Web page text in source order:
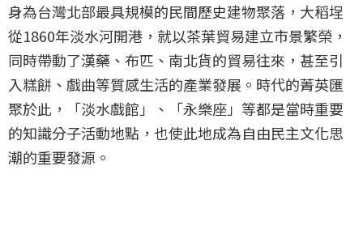
身為台灣北部最具規模的民間歷史建物聚落，大稻埕
從1860年淡水河開港，就以茶葉貿易建立市景繁榮，
同時帶動了漢藥、布匹、南北貨的貿易往來，甚至引
入糕餅、戲曲等質感生活的產業發展。時代的菁英匯
聚於此，「淡水戲館」、「永樂座」等都是當時重要
的知識分子活動地點，也使此地成為自由民主文化思
潮的重要發源。